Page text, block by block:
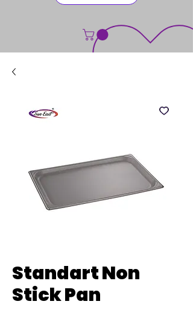
Standart Non
Stick Pan